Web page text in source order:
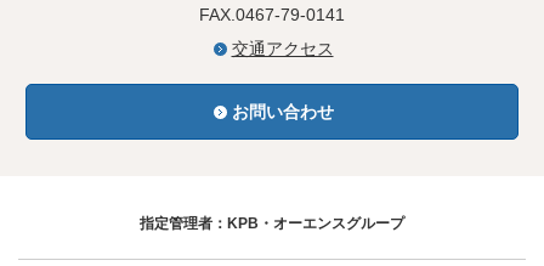
FAX.0467-79-0141
交通アクセス
お問い合わせ
指定管理者：KPB・オーエンスグループ